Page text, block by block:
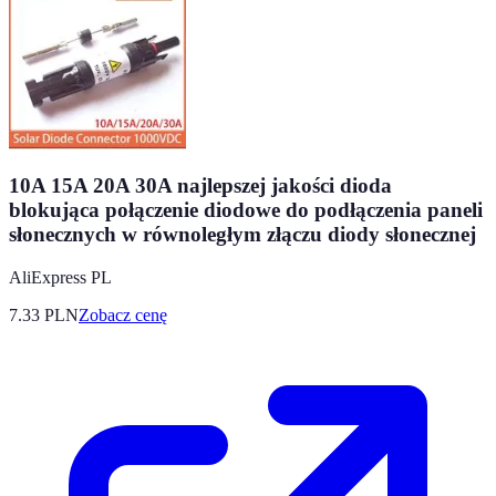
10A 15A 20A 30A najlepszej jakości dioda
blokująca połączenie diodowe do podłączenia paneli
słonecznych w równoległym złączu diody słonecznej
AliExpress PL
7.33 PLNZobacz cenę